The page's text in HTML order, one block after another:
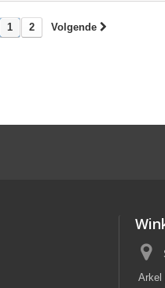
1 2 Volgende
Arkel